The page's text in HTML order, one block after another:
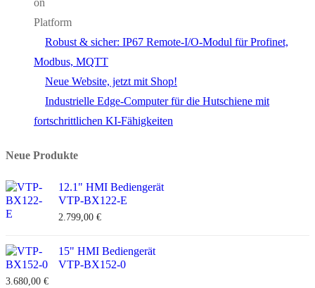
Robust & sicher: IP67 Remote-I/O-Modul für Profinet,
Modbus, MQTT
Neue Website, jetzt mit Shop!
Industrielle Edge-Computer für die Hutschiene mit
fortschrittlichen KI-Fähigkeiten
Neue Produkte
12.1" HMI Bediengerät
VTP-BX122-E
2.799,00 €
15" HMI Bediengerät
VTP-BX152-0
3.680,00 €